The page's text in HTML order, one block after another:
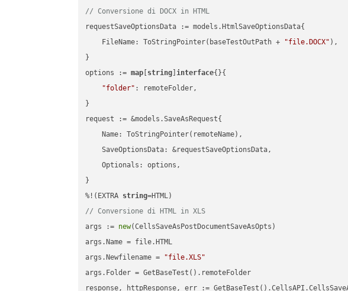
// Conversione di DOCX in HTML
requestSaveOptionsData := models.HtmlSaveOptionsData{
    FileName: ToStringPointer(baseTestOutPath +
"file.DOCX" ),
}
options := map string ]interface{}{
"folder" : remoteFolder,
}
request := &models.SaveAsRequest{
    Name: ToStringPointer(remoteName),
    SaveOptionsData: &requestSaveOptionsData,
    Optionals: options,
}
%!(EXTRA string
// Conversione di HTML in XLS
args := new(CellsSaveAsPostDocumentSaveAsOpts)
args.Name = file.HTML
args.Newfilename =
"file.XLS"
args.Folder = GetBaseTest().remoteFolder